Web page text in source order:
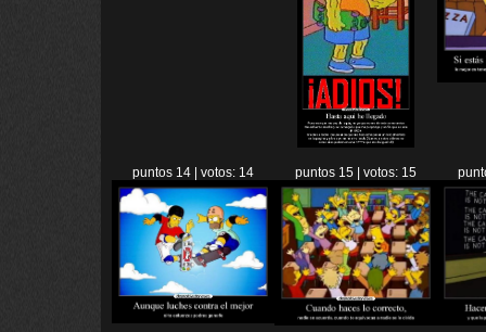
puntos 14 | votos: 14 puntos 15 | votos: 15